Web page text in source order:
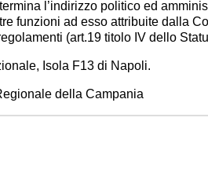
l’indirizzo politico ed
funzioni ad esso attribuite dalla
(art.19 titolo IV dello
Isola F13 di Napoli.
della Campania